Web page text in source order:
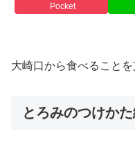
Pocket
大崎口から食べること
とろみのつけか